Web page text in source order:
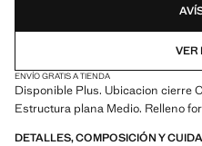
VER
ENVÍO GRATIS A TIENDA
Disponible Plus. Ubicacion cierre
Estructura plana Medio. Relleno
DETALLES, COMPOSICIÓN Y